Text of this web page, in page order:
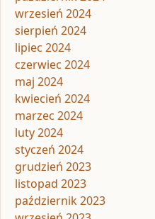
wrzesień 2024
sierpień 2024
lipiec 2024
czerwiec 2024
maj 2024
kwiecień 2024
marzec 2024
luty 2024
styczeń 2024
grudzień 2023
listopad 2023
październik 2023